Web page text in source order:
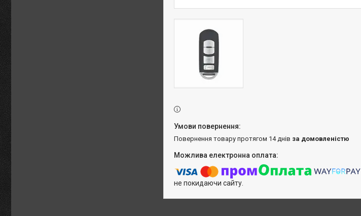
повернення товару протягом 14 днів за домовленістю
не покидаючи сайту.